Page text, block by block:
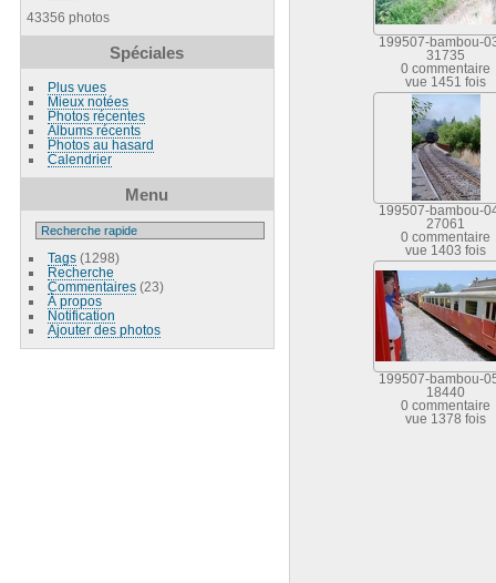
43356 photos
Spéciales
Plus vues
Mieux notées
Photos récentes
Albums récents
Photos au hasard
Calendrier
Menu
Tags(1298)
Recherche
Commentaires(23)
À propos
Notification
Ajouter des photos
199507-bambou-
31735
0 commentaire
vue 1451 fois
199507-bambou-
27061
0 commentaire
vue 1403 fois
199507-bambou-
18440
0 commentaire
vue 1378 fois